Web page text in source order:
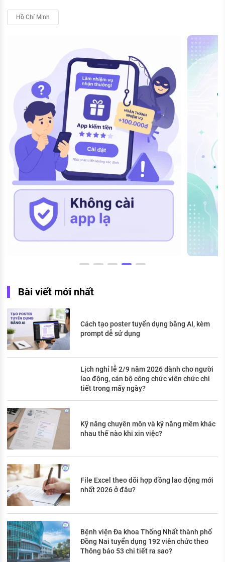
Hồ Chí Minh
Bài viết mới nhất
Cách tạo poster tuyển dụng bằng AI, kèm
prompt dễ sử dụng
Lịch nghỉ lễ 2/9 năm 2026 dành cho người
lao động, cán bộ công chức viên chức chi
tiết trong mấy ngày?
Kỹ năng chuyên môn và kỹ năng mềm khác
nhau thế nào khi xin việc?
File Excel theo dõi hợp đồng lao động mới
nhất 2026 ở đâu?
Bệnh viện Đa khoa Thống Nhất thành phố
Đồng Nai tuyển dụng 192 viên chức theo
Thông báo 53 chi tiết ra sao?